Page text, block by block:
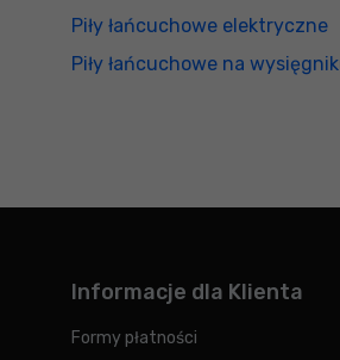
Piły łańcuchowe elektryczne
Piły łańcuchowe na
Informacje dla Klienta
Formy płatności